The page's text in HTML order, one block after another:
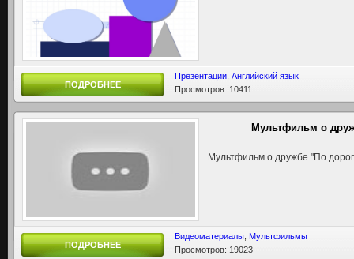
ПОДРОБНЕЕ
Презентации Английский язык
Просмотров: 10411
Мультфильм о
Мультфильм о дружбе "По
ПОДРОБНЕЕ
Видеоматериалы Мультфильмы
Просмотров: 19023